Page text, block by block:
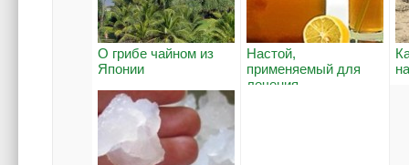
О грибе чайном из
Японии
Настой,
применяемый для
лечения.